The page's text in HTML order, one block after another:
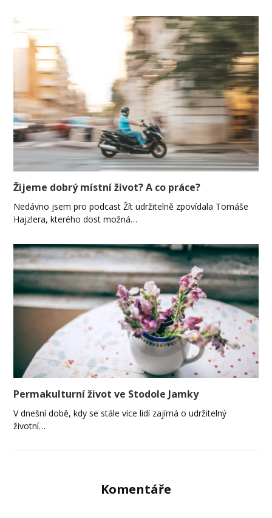
Žijeme dobrý místní život? A co práce?
Nedávno jsem pro podcast Žít udržitelně zpovídala Tomáše
Hajzlera, kterého dost možná…
Permakulturní život ve Stodole Jamky
V dnešní době, kdy se stále více lidí zajímá o udržitelný
životní…
Komentáře